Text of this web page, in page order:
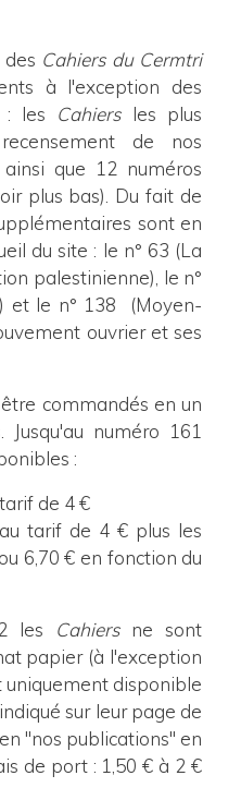
Cahiers du Cermtri
à l'exception des
: les Cahiersles plus
de nos
que 12 numéros
plus bas). Du fait de
sont en
du site : le n° 63 (La
palestinienne), le n°
et le n° 138 (Moyen-
ouvrier et ses
commandés en un
Jusqu'au numéro 161
:
de 4 €
tarif de 4 € plus les
6,70 € en fonction du
les Cahiersne sont
papier (à l'exception
uniquement disponible
sur leur page de
"nos publications" en
de port : 1,50 € à 2 €